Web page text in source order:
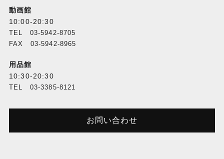
動画館
10:00-20:30
TEL 03-5942-8705
FAX 03-5942-8965
用品館
10:30-20:30
TEL 03-3385-8121
お問い合わせ